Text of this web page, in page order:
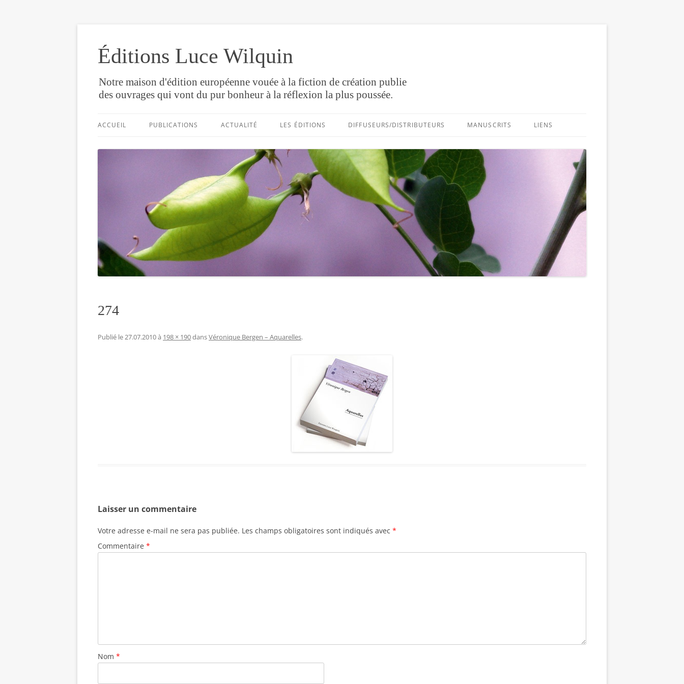
Éditions Luce Wilquin
Notre maison d'édition européenne vouée à la fiction de création publie
des ouvrages qui vont du pur bonheur à la réflexion la plus poussée.
au
ACCUEIL PUBLICATIONS ACTUALITÉ LES ÉDITIONS DIFFUSEURS/DISTRIBUTEURS MANUSCRITS LIENS
274
Publié le27.07.2010à 198 × 190dansVéronique Bergen – Aquarelles.
Laisser un commentaire
Votre adresse e-mail ne sera pas publiée. Les champs obligatoires sont indiqués avec *
Commentaire *
Nom *